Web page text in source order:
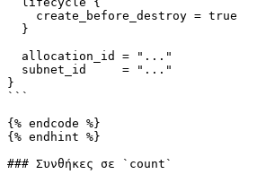
}
```
{% endcode %}
{% endhint %}
### Συνθήκες σε `count`